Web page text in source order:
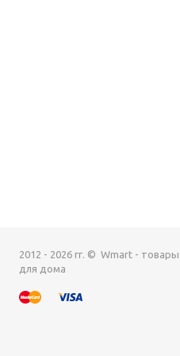
2012 - 2026 гг. © Wmart - товары
для дома